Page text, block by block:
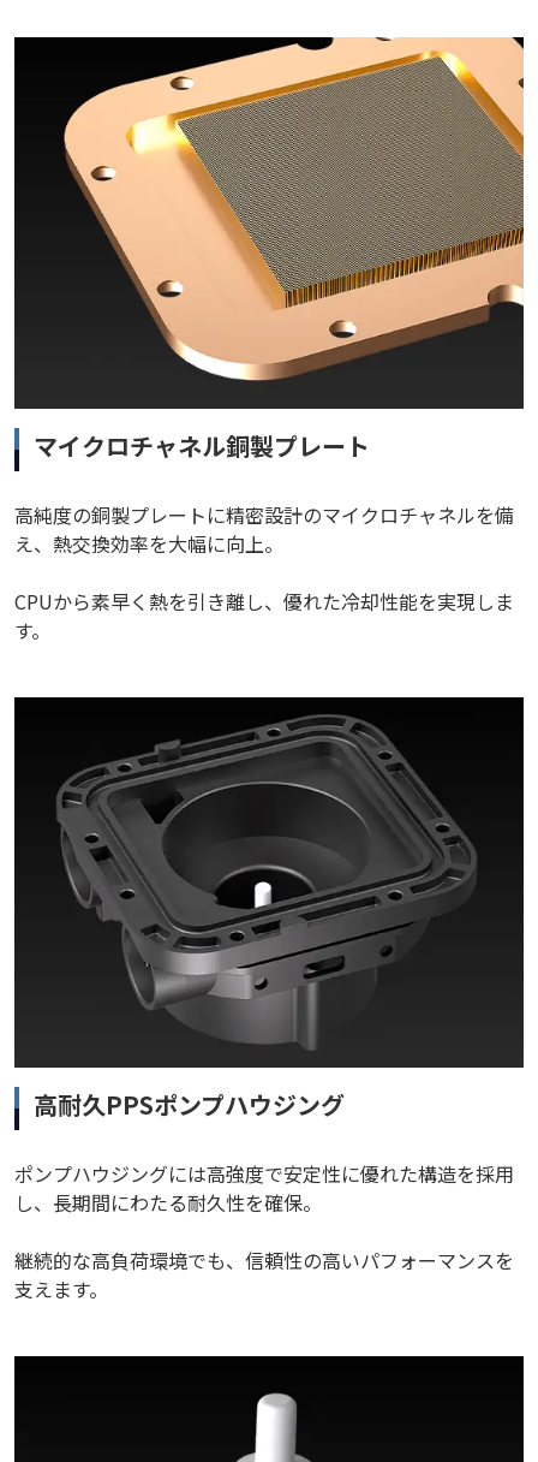
マイクロチャネル銅製プレート
高純度の銅製プレートに精密設計のマイクロチャネルを備
え、熱交換効率を大幅に向上。
CPUから素早く熱を引き離し、優れた冷却性能を実現しま
す。
高耐久PPSポンプハウジング
ポンプハウジングには高強度で安定性に優れた構造を採用
し、長期間にわたる耐久性を確保。
継続的な高負荷環境でも、信頼性の高いパフォーマンスを
支えます。